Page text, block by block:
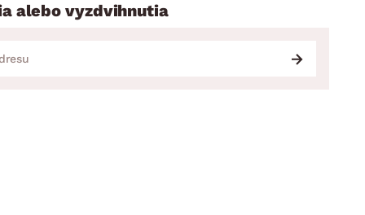
alebo vyzdvihnutia